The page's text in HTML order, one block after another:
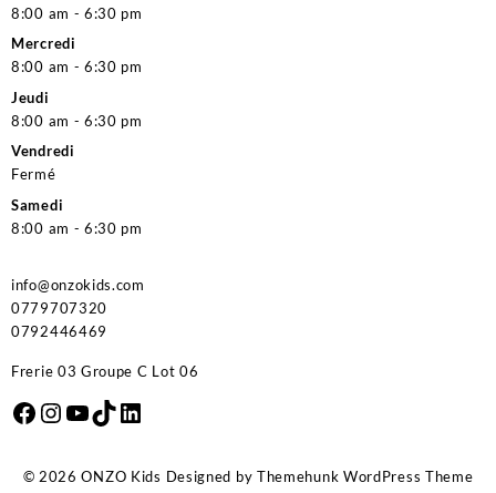
8:00 am - 6:30 pm
Mercredi
8:00 am - 6:30 pm
Jeudi
8:00 am - 6:30 pm
Vendredi
Fermé
Samedi
8:00 am - 6:30 pm
info@onzokids.com
0779707320
0792446469
Frerie 03 Groupe C Lot 06
Facebook
Instagram
YouTube
TikTok
LinkedIn
© 2026ONZO Kids Designed by Themehunk WordPress Theme